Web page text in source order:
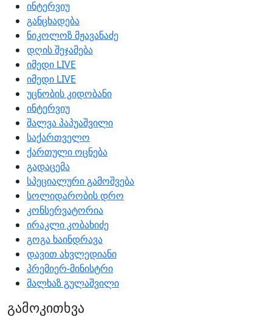
ინტერვიუ
განცხადება
ნიკოლოზ მჟავანაძე
დღის შეჯამება
იმედი LIVE
იმედი LIVE
უცნობის კიდობანი
ინტერვიუ
შალვა პაპუაშვილი
საქართველო
ქართული ოცნება
გადაცემა
სპეციალური გამოშვება
სოლიდარობის დრო
კონსერვატორია
ირაკლი კობახიძე
გოგა ხაინდრავა
დავით ახვლედიანი
პრემიერ-მინისტრი
მალხაზ გულაშვილი
გამოკითხვა